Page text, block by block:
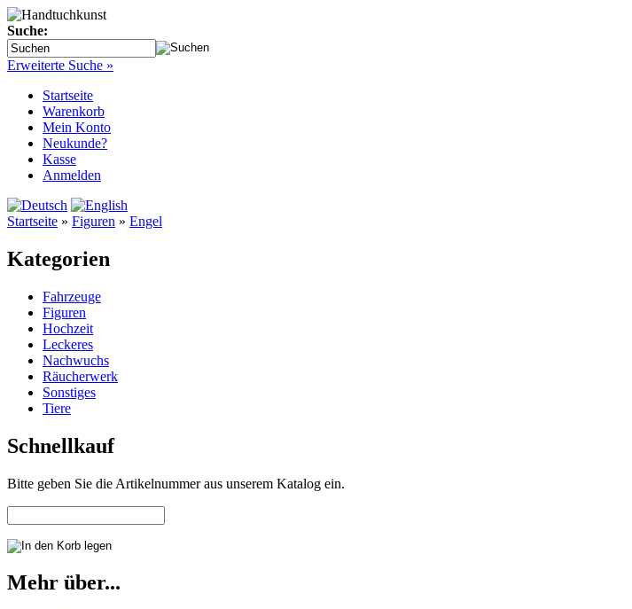
Suche:
Erweiterte Suche »
Startseite
Warenkorb
Mein Konto
Neukunde?
Kasse
Anmelden
Startseite » Figuren » Engel
Kategorien
Fahrzeuge
Figuren
Hochzeit
Leckeres
Nachwuchs
Räucherwerk
Sonstiges
Tiere
Schnellkauf
Bitte geben Sie die Artikelnummer aus unserem Katalog ein.
Mehr über...